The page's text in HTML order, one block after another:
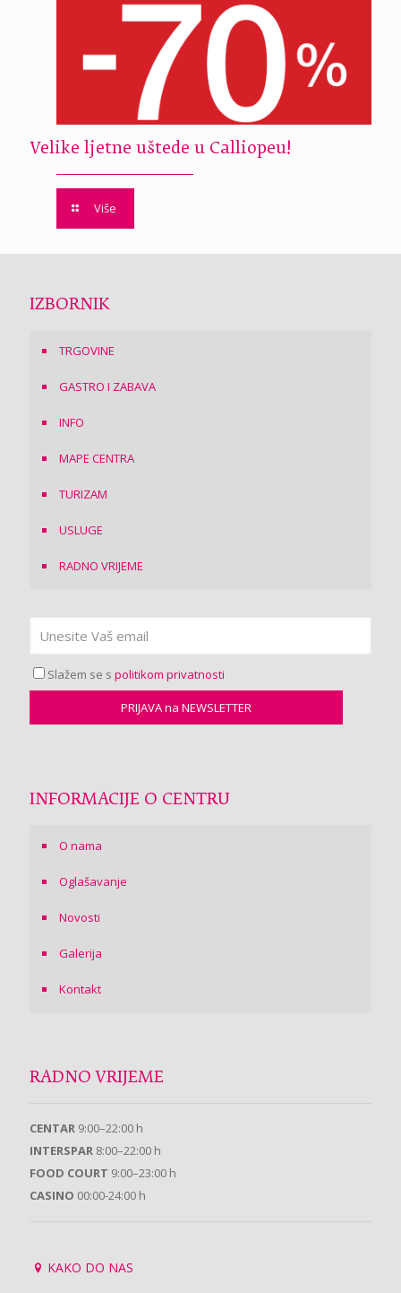
Velike ljetne uštede u Calliopeu!
Više
IZBORNIK
TRGOVINE
GASTRO I ZABAVA
INFO
MAPE CENTRA
TURIZAM
USLUGE
RADNO VRIJEME
Slažem se s politikom privatnosti
INFORMACIJE O CENTRU
O nama
Oglašavanje
Novosti
Galerija
Kontakt
RADNO VRIJEME
CENTAR 9:00–22:00 h
INTERSPAR 8:00–22:00 h
FOOD COURT 9:00–23:00 h
CASINO 00:00-24:00 h
KAKO DO NAS